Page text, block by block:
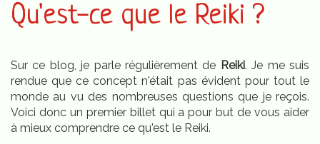
Qu'est-ce que le Reiki ?
Sur ce blog, je parle régulièrement de Reiki. Je me suis
rendue que ce concept n'était pas évident pour tout le
monde au vu des nombreuses questions que je reçois.
Voici donc un premier billet qui a pour but de vous aider
à mieux comprendre ce qu'est le Reiki.